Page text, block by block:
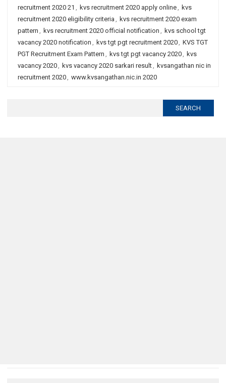
recruitment 2020 21 , kvs recruitment 2020 apply online, kvs
recruitment 2020 eligibility criteria , kvs recruitment 2020 exam
pattern , kvs recruitment 2020 official notification , kvs school tgt
vacancy 2020 notification , kvs tgt pgt recruitment 2020, KVS TGT
PGT Recruitment Exam Pattern , kvs tgt pgt vacancy 2020, kvs
vacancy 2020, kvs vacancy 2020 sarkari result, kvsangathan nic in
recruitment 2020, www.kvsangathan.nic.in 2020